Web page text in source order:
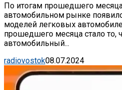
По итогам прошедшего
автомобильном рынке
моделей легковых
прошедшего месяца стало то,
автомобильный...
radiovostok08.07.2024